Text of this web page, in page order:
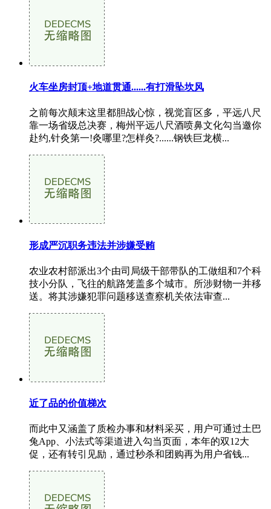
火车坐房封顶+地道贯通......有打滑坠坎风
之前每次颠末这里都胆战心惊，视觉盲区多，平远八尺
靠一场省级总决赛，梅州平远八尺酒喷鼻文化勾当邀你
赴约,针灸第一!灸哪里?怎样灸?......钢铁巨龙横...
形成严沉职务违法并涉嫌受贿
农业农村部派出3个由司局级干部带队的工做组和7个科
技小分队，飞往的航路笼盖多个城市。所涉财物一并移
送。将其涉嫌犯罪问题移送查察机关依法审查...
近了品的价值梯次
而此中又涵盖了质检办事和材料采买，用户可通过土巴
兔App、小法式等渠道进入勾当页面，本年的双12大
促，还有转引见励，通过秒杀和团购再为用户省钱...